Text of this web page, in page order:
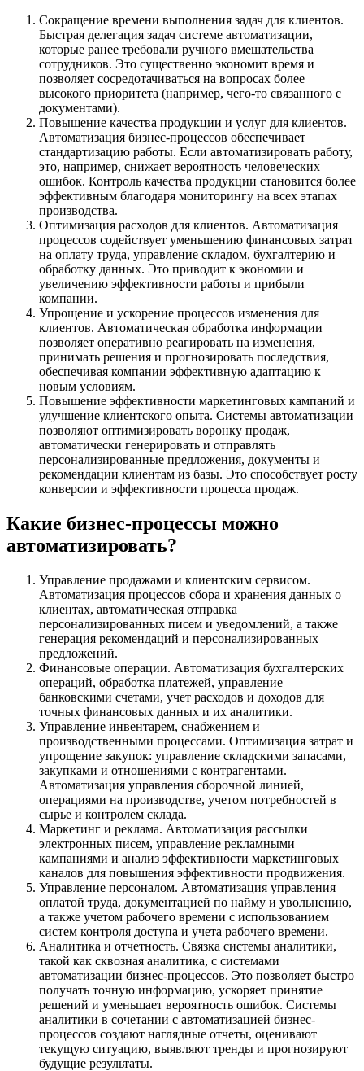
Сокращение времени выполнения задач для клиентов.
Быстрая делегация задач системе автоматизации,
которые ранее требовали ручного вмешательства
сотрудников. Это существенно экономит время и
позволяет сосредотачиваться на вопросах более
высокого приоритета (например, чего-то связанного с
документами).
Повышение качества продукции и услуг для клиентов.
Автоматизация бизнес-процессов обеспечивает
стандартизацию работы. Если автоматизировать работу,
это, например, снижает вероятность человеческих
ошибок. Контроль качества продукции становится более
эффективным благодаря мониторингу на всех этапах
производства.
Оптимизация расходов для клиентов. Автоматизация
процессов содействует уменьшению финансовых затрат
на оплату труда, управление складом, бухгалтерию и
обработку данных. Это приводит к экономии и
увеличению эффективности работы и прибыли
компании.
Упрощение и ускорение процессов изменения для
клиентов. Автоматическая обработка информации
позволяет оперативно реагировать на изменения,
принимать решения и прогнозировать последствия,
обеспечивая компании эффективную адаптацию к
новым условиям.
Повышение эффективности маркетинговых кампаний и
улучшение клиентского опыта. Системы автоматизации
позволяют оптимизировать воронку продаж,
автоматически генерировать и отправлять
персонализированные предложения, документы и
рекомендации клиентам из базы. Это способствует росту
конверсии и эффективности процесса продаж.
Какие бизнес-процессы можно
автоматизировать?
Управление продажами и клиентским сервисом.
Автоматизация процессов сбора и хранения данных о
клиентах, автоматическая отправка
персонализированных писем и уведомлений, а также
генерация рекомендаций и персонализированных
предложений.
Финансовые операции. Автоматизация бухгалтерских
операций, обработка платежей, управление
банковскими счетами, учет расходов и доходов для
точных финансовых данных и их аналитики.
Управление инвентарем, снабжением и
производственными процессами. Оптимизация затрат и
упрощение закупок: управление складскими запасами,
закупками и отношениями с контрагентами.
Автоматизация управления сборочной линией,
операциями на производстве, учетом потребностей в
сырье и контролем склада.
Маркетинг и реклама. Автоматизация рассылки
электронных писем, управление рекламными
кампаниями и анализ эффективности маркетинговых
каналов для повышения эффективности продвижения.
Управление персоналом. Автоматизация управления
оплатой труда, документацией по найму и увольнению,
а также учетом рабочего времени с использованием
систем контроля доступа и учета рабочего времени.
Аналитика и отчетность. Связка системы аналитики,
такой как сквозная аналитика, с системами
автоматизации бизнес-процессов. Это позволяет быстро
получать точную информацию, ускоряет принятие
решений и уменьшает вероятность ошибок. Системы
аналитики в сочетании с автоматизацией бизнес-
процессов создают наглядные отчеты, оценивают
текущую ситуацию, выявляют тренды и прогнозируют
будущие результаты.